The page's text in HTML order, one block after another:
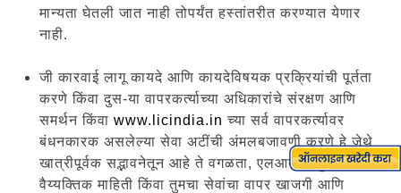
मान्यता घेतली जात नाही तोपर्यंत हस्तांतरीत करण्यात येणार
नाही.
जी कारवाई लागू कायदे आणि कायदेविषयक प्रक्रियांची पूर्तता
करणे किंवा दुस-या वापरकर्त्याच्या अधिकारांचे संरक्षण आणि
समर्थन किंवा www.licindia.in च्या सर्व वापरकर्त्यावर
बंधनकारक असलेल्या सेवा अटींची अंमलबजावणी करणे हे जेथे
खात्रीपूर्वक सद्भावनेतून आहे ते वगळता, एलआयसी तुमची
वैय्यक्तिक माहिती किंवा तुमचा सेवांचा वापर खाजगी आणि